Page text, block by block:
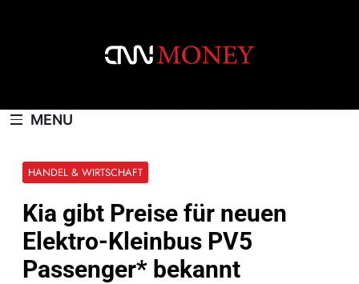
MENU
HANDEL & WIRTSCHAFT
Kia gibt Preise für neuen
Elektro-Kleinbus PV5
Passenger* bekannt